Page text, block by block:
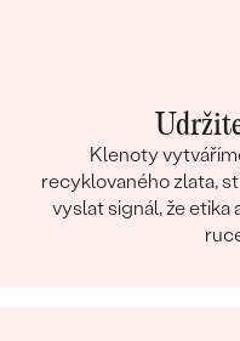
Klenoty
recyklovaného zlata,
vyslat signál, že